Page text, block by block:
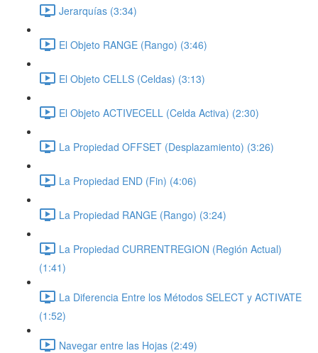
Jerarquías (3:34)
El Objeto RANGE (Rango) (3:46)
El Objeto CELLS (Celdas) (3:13)
El Objeto ACTIVECELL (Celda Activa) (2:30)
La Propiedad OFFSET (Desplazamiento) (3:26)
La Propiedad END (Fin) (4:06)
La Propiedad RANGE (Rango) (3:24)
La Propiedad CURRENTREGION (Región Actual)
(1:41)
La Diferencia Entre los Métodos SELECT y ACTIVATE
(1:52)
Navegar entre las Hojas (2:49)